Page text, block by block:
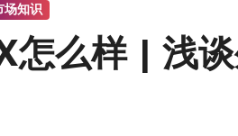
场知识
怎么样 | 浅